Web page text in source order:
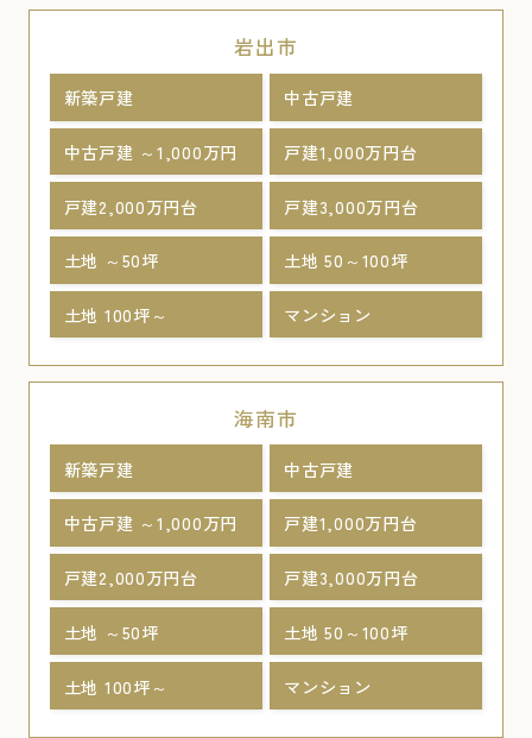
岩出市
新築戸建 中古戸建
中古戸建 ～1,000万円 戸建1,000万円台
戸建2,000万円台 戸建3,000万円台
土地 ～50坪 土地 50～100坪
土地 100坪～ マンション
海南市
新築戸建 中古戸建
中古戸建 ～1,000万円 戸建1,000万円台
戸建2,000万円台 戸建3,000万円台
土地 ～50坪 土地 50～100坪
土地 100坪～ マンション